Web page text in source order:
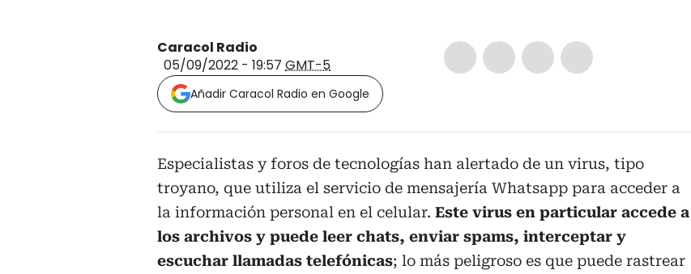
Caracol Radio
05/09/2022 - 19:57 GMT-5
Añadir Caracol Radio en Google
Especialistas y foros de tecnologías han alertado de un virus, tipo
troyano, que utiliza el servicio de mensajería Whatsapp para acceder a
la información personal en el celular. Este virus en particular accede a
los archivos y puede leer chats, enviar spams, interceptar y
escuchar llamadas telefónicas; lo más peligroso es que puede rastrear